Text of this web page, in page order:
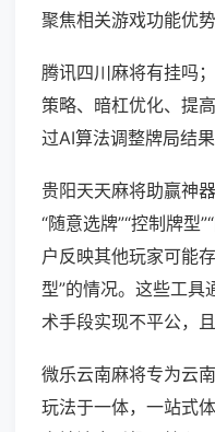
聚焦相关游戏功能优势
腾讯四川麻将有挂吗
策略、暗杠优化、提
过AI算法调整牌局结果
贵阳天天麻将助赢神
“随意选牌”“控制牌型
户反映其他玩家可能
型”的情况。这些工具
术手段实现不平公，且
微乐云南麻将专为云
玩法于一体，一站式